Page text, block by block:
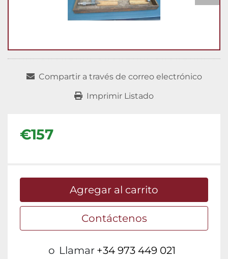
Compartir a través de correo electrónico
Imprimir Listado
€157
Agregar al carrito
Contáctenos
o Llamar +34 973 449 021